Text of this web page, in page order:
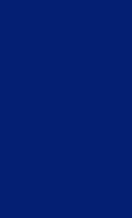
Xăng
dùng động cơ 49.5cc, làm mát